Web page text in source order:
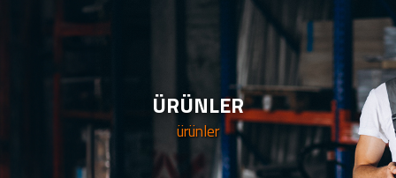
ÜRÜNLER
ürünler